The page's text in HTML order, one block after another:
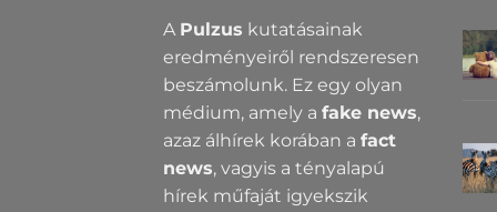
A Pulzus kutatásainak
eredményeiről rendszeresen
beszámolunk. Ez egy olyan
médium, amely a fake news,
azaz álhírek korában a fact
news, vagyis a tényalapú
hírek műfaját igyekszik